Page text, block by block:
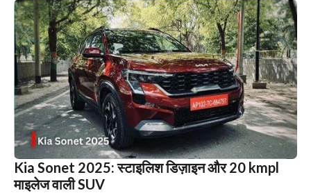
Kia Sonet 2025: स्टाइलिश डिज़ाइन और 20 kmpl
माइलेज वाली SUV